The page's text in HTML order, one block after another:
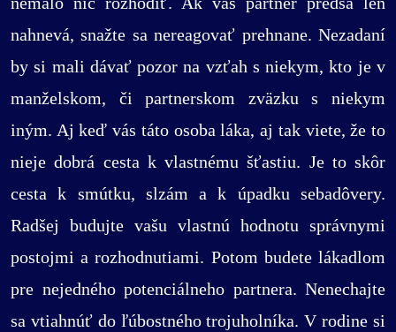
nahnevá, snažte sa nereagovať prehnane. Nezadaní
by si mali dávať pozor na vzťah s niekym, kto je v
manželskom, či partnerskom zväzku s niekym
iným. Aj keď vás táto osoba láka, aj tak viete, že to
nieje dobrá cesta k vlastnému šťastiu. Je to skôr
cesta k smútku, slzám a k úpadku sebadôvery.
Radšej budujte vašu vlastnú hodnotu správnymi
postojmi a rozhodnutiami. Potom budete lákadlom
pre nejedného potenciálneho partnera. Nenechajte
sa vtiahnúť do ľúbostného trojuholníka. V rodine si